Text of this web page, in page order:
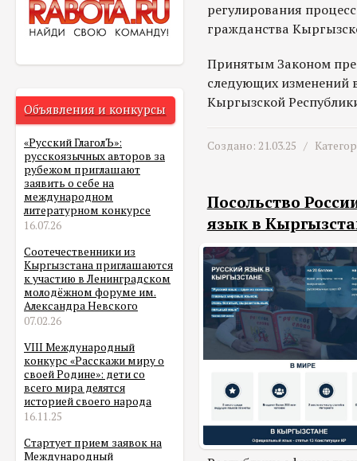
Объявления и конкурсы
«Русский ГлаголЪ»:
русскоязычных авторов за
рубежом приглашают
заявить о себе на
международном
литературном конкурсе
16.07.26
Соотечественники из
Кыргызстана приглашаются
к участию в Ленинградском
молодёжном форуме им.
Александра Невского
07.02.26
VIII Международный
конкурс «Расскажи миру о
своей Родине»: дети со
всего мира делятся
историей своего народа
16.11.25
Стартует прием заявок на
Международный
регулирования
гражданства
Принятым Законом
следующих изменений
Кыргызской
Создано: 21.03.25 /
Посольство
язык в